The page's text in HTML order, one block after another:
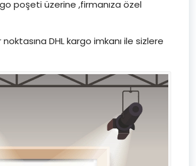
poşeti üzerine ,firmanıza özel
DHL kargo imkanı ile sizlere